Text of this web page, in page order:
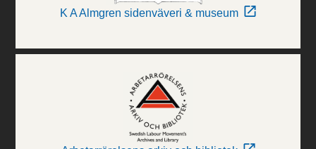
K A Almgren sidenväveri & museum